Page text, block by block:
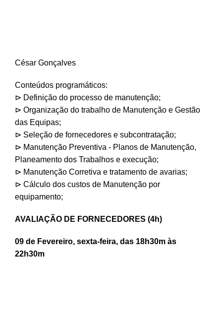
César Gonçalves
Conteúdos programáticos:
⊳ Definição do processo de manutenção;
⊳ Organização do trabalho de Manutenção e Gestão
das Equipas;
⊳ Seleção de fornecedores e subcontratação;
⊳ Manutenção Preventiva - Planos de Manutenção,
Planeamento dos Trabalhos e execução;
⊳ Manutenção Corretiva e tratamento de avarias;
⊳ Cálculo dos custos de Manutenção por
equipamento;
AVALIAÇÃO DE FORNECEDORES (4h)
09 de Fevereiro, sexta-feira, das 18h30m às
22h30m